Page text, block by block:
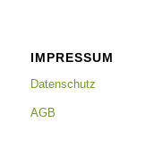
IMPRESSUM
Datenschutz
AGB